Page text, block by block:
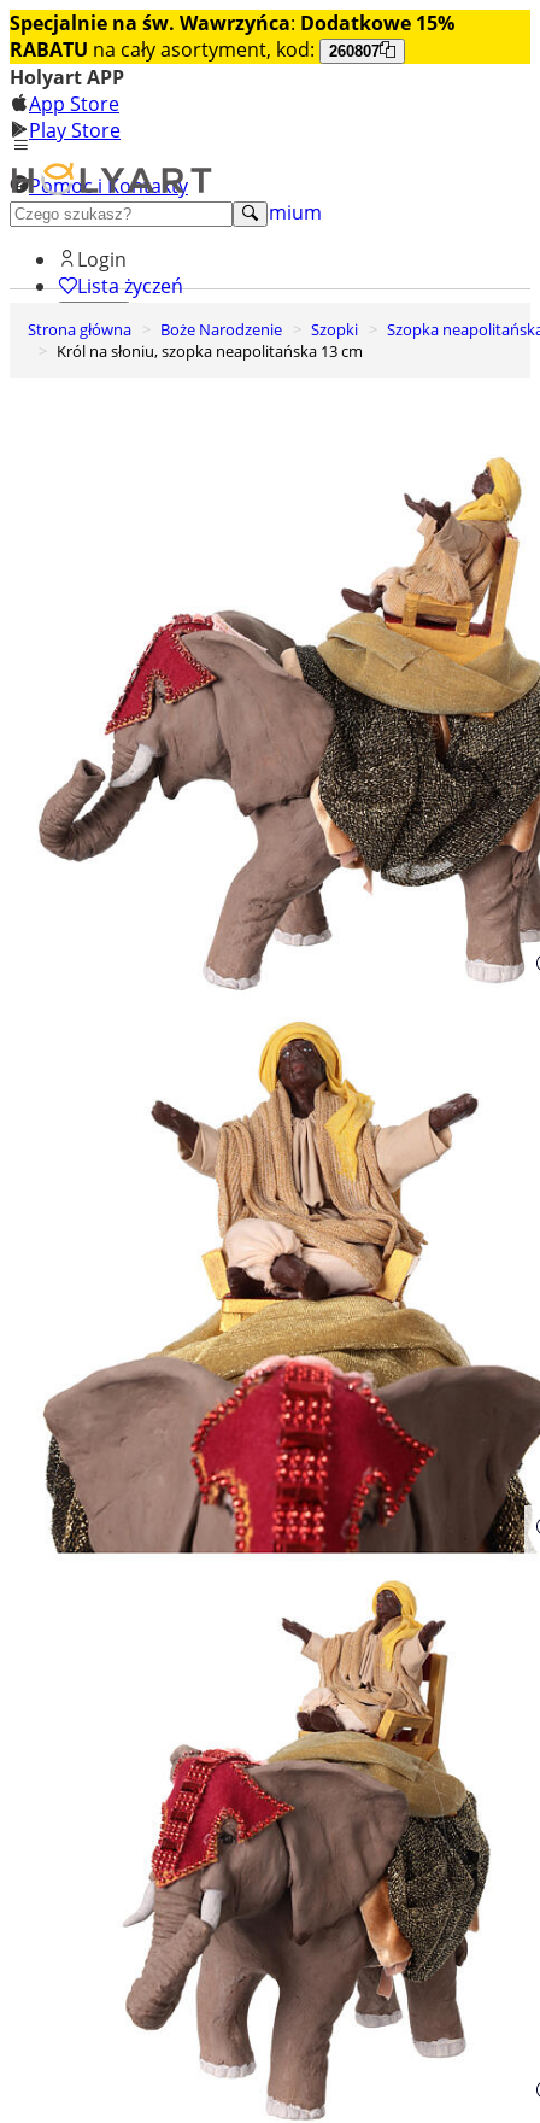
Specjalnie na św. Wawrzyńca: Dodatkowe 15%
RABATU na cały asortyment, kod: 260807
Holyart APP
App Store
Play Store
Pomoc i Kontakty
+48 222 922 860
Odkryj premium
Login
Lista życzeń
0
Koszyk
Strona główna Boże Narodzenie Szopki
Szopka
Król na słoniu, szopka neapolitańska 13 cm